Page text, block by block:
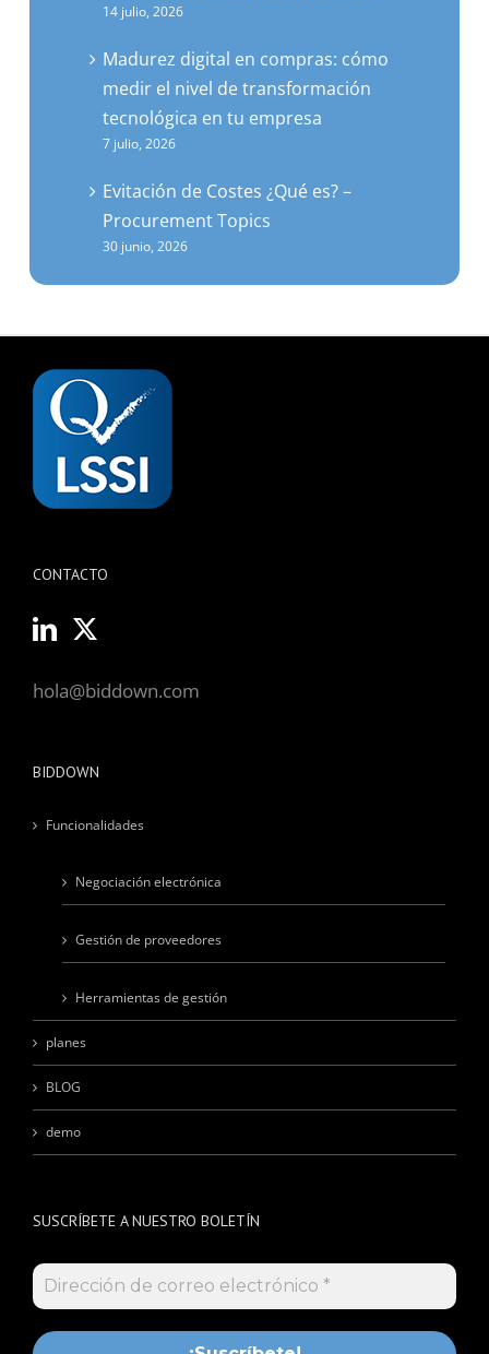
14 julio, 2026
Madurez digital en compras: cómo
medir el nivel de transformación
tecnológica en tu empresa
7 julio, 2026
Evitación de Costes ¿Qué es? –
Procurement Topics
30 junio, 2026
CONTACTO
hola@biddown.com
BIDDOWN
Funcionalidades
Negociación electrónica
Gestión de proveedores
Herramientas de gestión
planes
BLOG
demo
SUSCRÍBETE A NUESTRO BOLETÍN